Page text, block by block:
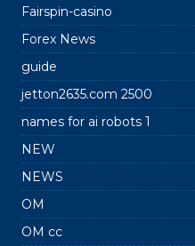
Fairspin-casino
Forex News
guide
jetton2635.com 2500
names for ai robots 1
NEW
NEWS
OM
OM cc